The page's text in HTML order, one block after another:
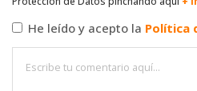
He leído y acepto la Política